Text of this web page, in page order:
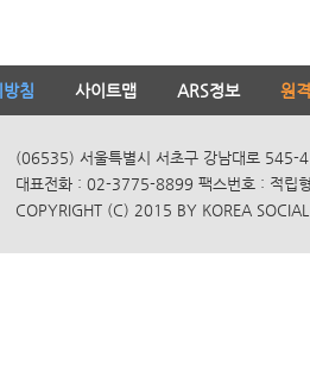
침 사이트맵 ARS정보 원
(06535) 서울특별시 서초구 강남대로 545-
대표전화 : 02-3775-8899 팩스번호 : 적립
COPYRIGHT (C) 2015 BY KOREA SOCIAL